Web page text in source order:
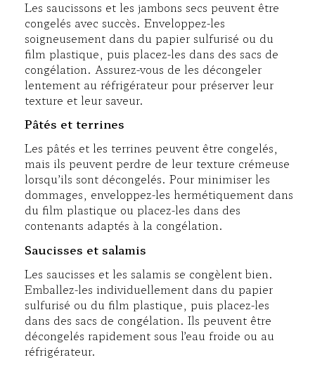
Les saucissons et les jambons secs peuvent être
congelés avec succès. Enveloppez-les
soigneusement dans du papier sulfurisé ou du
film plastique, puis placez-les dans des sacs de
congélation. Assurez-vous de les décongeler
lentement au réfrigérateur pour préserver leur
texture et leur saveur.
Pâtés et terrines
Les pâtés et les terrines peuvent être congelés,
mais ils peuvent perdre de leur texture crémeuse
lorsqu’ils sont décongelés. Pour minimiser les
dommages, enveloppez-les hermétiquement dans
du film plastique ou placez-les dans des
contenants adaptés à la congélation.
Saucisses et salamis
Les saucisses et les salamis se congèlent bien.
Emballez-les individuellement dans du papier
sulfurisé ou du film plastique, puis placez-les
dans des sacs de congélation. Ils peuvent être
décongelés rapidement sous l’eau froide ou au
réfrigérateur.